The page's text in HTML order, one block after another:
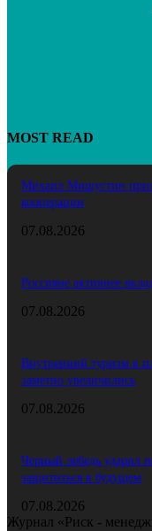
MOST READ
Михаил Мишустин
кооперации
07.08.2026
Россияне активнее
07.08.2026
Внутренний туризм в
заметно увеличились
07.08.2026
Черный лебедь ударил
защититься в будущем
07.08.2026
Журнал «Риск -